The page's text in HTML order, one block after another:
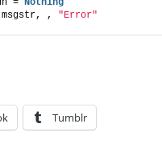
= Nothing
,
"Error"
Tumblr